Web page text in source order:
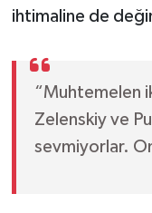
ihtimaline de
“Muhtemelen
Zelenskiy ve
sevmiyorlar.